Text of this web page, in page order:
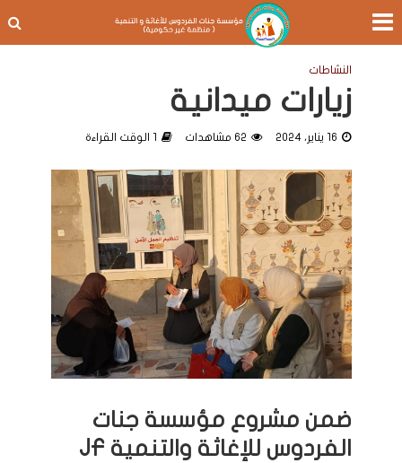
النشاطات
زيارات ميدانية
16 يناير، 2024 62 مشاهدات 1 الوقت القراءة
ضمن مشروع مؤسسة جنات
الفردوس للإغاثة والتنمية JF